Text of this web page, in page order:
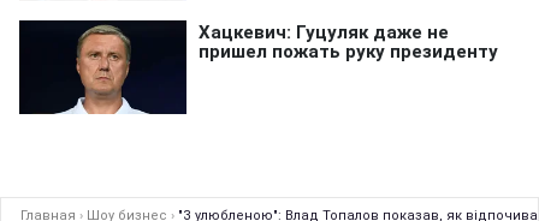
Главная › Шоу бизнес › "З улюбленою": Влад Топалов показав, як